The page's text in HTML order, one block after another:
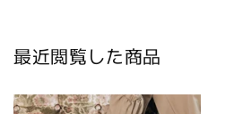
最近閲覧した商品